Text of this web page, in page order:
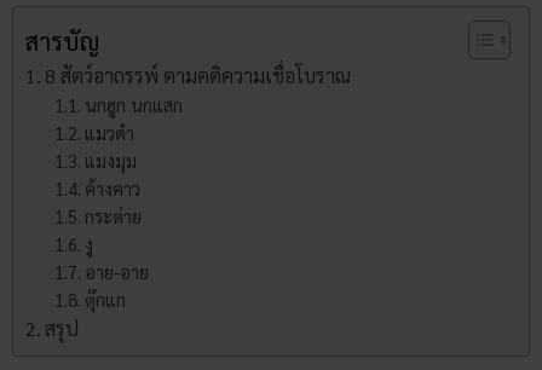
สารบัญ
8 สัตว์อาถรรพ์ ตามคติความเชื่อโบราณ
นกฮูก นกแสก
แมวดำ
แมงมุม
ค้างคาว
กระต่าย
งู
อาย-อาย
ตุ๊กแก
สรุป